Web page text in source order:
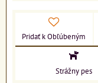
Pridať k Obľúbeným
Strážny pes